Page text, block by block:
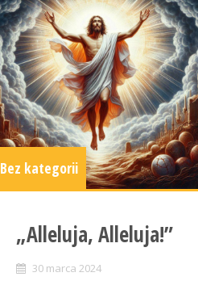
Bez kategorii
„Alleluja, Alleluja!”
30 marca 2024